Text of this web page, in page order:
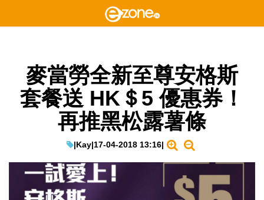
麥當勞全新至尊安格斯
套餐送 HK＄5 優惠券！
再推黑松露薯條
|Kay|17-04-2018 13:16|